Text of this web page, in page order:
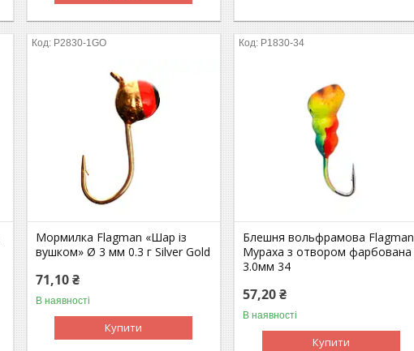
P2830-1GO
Мормилка Flagman «Шар із
вушком» Ø 3 мм 0.3 г Silver Gold
71,10 ₴
В наявності
Купити
P1830-34
Блешня вольфрамова Flagman
Мураха з отвором фарбована
3.0мм 34
57,20 ₴
В наявності
Купити